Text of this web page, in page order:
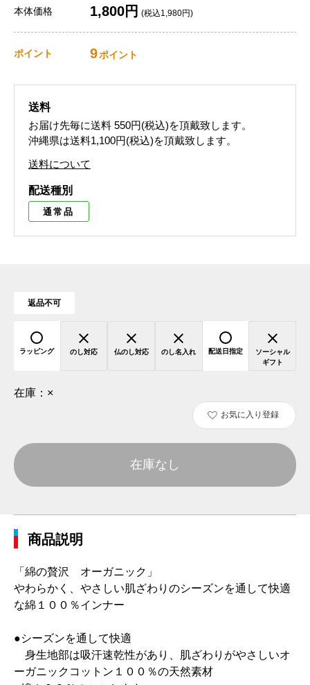
本体価格 1,800円 (税込1,980円)
ポイント 9ポイント
送料
お届け先毎に送料 550円(税込)を頂戴致します。
沖縄県は送料1,100円(税込)を頂戴致します。
送料について
配送種別
通常品
返品不可
ラッピング のし対応 仏のし対応 のし名入れ 配送日指定
ソーシャル
ギフト
在庫： ×
お気に入り登録
在庫なし
商品説明
「綿の贅沢 オーガニック」
やわらかく、やさしい肌ざわりのシーズンを通して快適
な綿１００％インナー
●シーズンを通して快適
身生地部は吸汗速乾性があり、肌ざわりがやさしいオ
ーガニックコットン１００％の天然素材